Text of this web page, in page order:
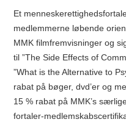
Et
medlemmerne løbende
MMK filmfremvisninger og
til ”The Side Effects of
”What is the Alternative to
rabat på bøger, dvd’er og
15 % rabat på MMK’s
fortaler-